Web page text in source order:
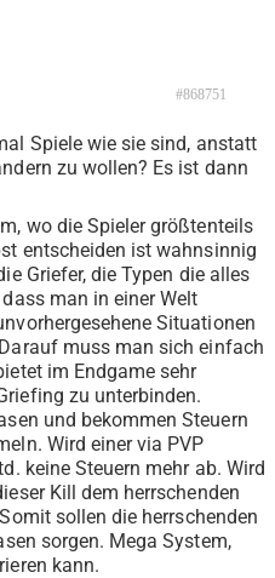
#868751
Spiele wie sie sind, anstatt
zu wollen? Es ist dann
wo die Spieler größtenteils
entscheiden ist wahnsinnig
Griefer, die Typen die alles
man in einer Welt
Situationen
muss man sich einfach
im Endgame sehr
zu unterbinden.
und bekommen Steuern
Wird einer via PVP
keine Steuern mehr ab. Wird
Kill dem herrschenden
sollen die herrschenden
sorgen. Mega System,
kann.